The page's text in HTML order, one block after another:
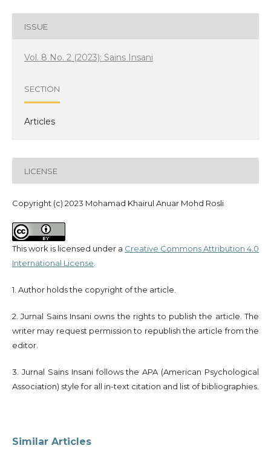
ISSUE
Vol. 8 No. 2 (2023): Sains Insani
SECTION
Articles
LICENSE
Copyright (c) 2023 Mohamad Khairul Anuar Mohd Rosli
This work is licensed under a Creative Commons Attribution 4.0
International License.
1. Author holds the copyright of the article.
2. Jurnal Sains Insani owns the rights to publish the article. The
writer may request permission to republish the article from the
editor.
3. Jurnal Sains Insani follows the APA (American Psychological
Association) style for all in-text citation and list of bibliographies.
Similar Articles